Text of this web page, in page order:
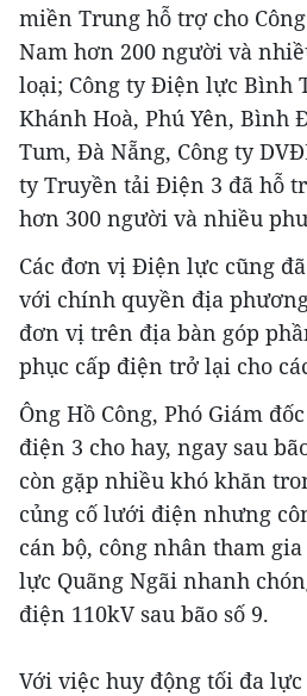
miền Trung hỗ trợ cho
Nam hơn 200 người và
loại; Công ty Điện lực Bình
Khánh Hoà, Phú Yên, Bình
Tum, Đà Nẵng, Công ty
ty Truyền tải Điện 3 đã hỗ
hơn 300 người và nhiều
Các đơn vị Điện lực cũng
với chính quyền địa
đơn vị trên địa bàn góp
phục cấp điện trở lại cho
Ông Hồ Công, Phó Giám
điện 3 cho hay, ngay sau
còn gặp nhiều khó khăn
củng cố lưới điện nhưng
cán bộ, công nhân tham
lực Quãng Ngãi nhanh
điện 110kV sau bão số 9.
Với việc huy động tối đa